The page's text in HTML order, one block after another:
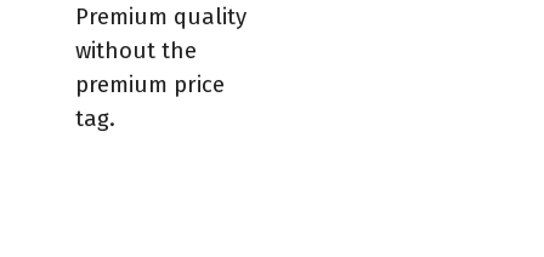
Premium quality
without the
premium price
tag.